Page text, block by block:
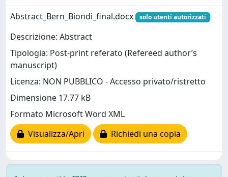
Abstract_Bern_Biondi_final.docx
solo utenti autorizzati
Descrizione: Abstract
Tipologia: Post-print referato (Refereed author’s
manuscript)
Licenza: NON PUBBLICO - Accesso privato/ristretto
Dimensione 17.77 kB
Formato Microsoft Word XML
Visualizza/Apri
Richiedi una copia